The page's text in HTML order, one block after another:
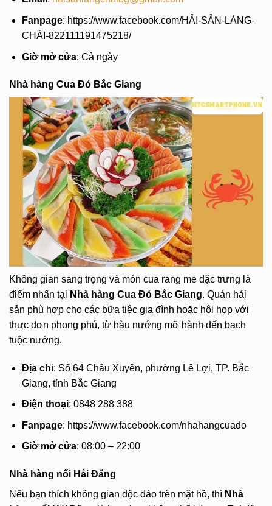
Fanpage: https://www.facebook.com/HẢI-SẢN-LÀNG-
CHÀI-822111191475218/
Giờ mở cửa: Cả ngày
Nhà hàng Cua Đỏ Bắc Giang
Không gian sang trọng và món cua rang me đặc trưng là
điểm nhấn tại Nhà hàng Cua Đỏ Bắc Giang. Quán hải
sản phù hợp cho các bữa tiệc gia đình hoặc hội họp với
thực đơn phong phú, từ hàu nướng mỡ hành đến bạch
tuộc nướng.
Địa chỉ: Số 64 Châu Xuyên, phường Lê Lợi, TP. Bắc
Giang, tỉnh Bắc Giang
Điện thoại: 0848 288 388
Fanpage: https://www.facebook.com/nhahangcuado
Giờ mở cửa: 08:00 – 22:00
Nhà hàng nổi Hải Đăng
Nếu bạn thích không gian độc đáo trên mặt hồ, thì Nhà